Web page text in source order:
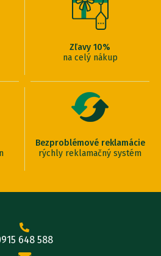
Zľavy 10%
na celý nákup
Bezproblémové reklamácie
rýchly reklamačný systém
648 588